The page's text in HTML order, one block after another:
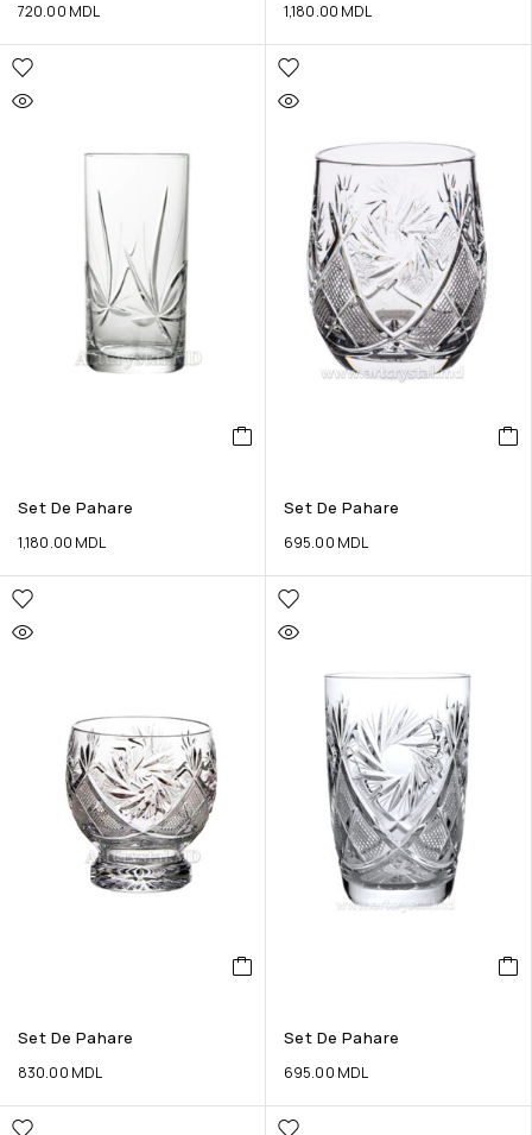
720.00 MDL 1,180.00 MDL
Set De Pahare
1,180.00 MDL
Set De Pahare
695.00 MDL
Set De Pahare
830.00 MDL
Set De Pahare
695.00 MDL